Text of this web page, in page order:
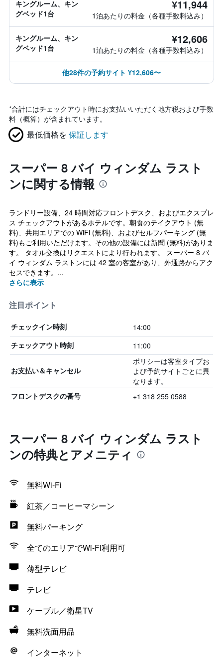
キングルーム、キン
グベッド1台
¥11,944
1泊あたりの料金（各種手数料込み）
キングルーム、キン
グベッド1台
¥12,606
1泊あたりの料金（各種手数料込み）
他28件の予約サイト ¥12,606〜
*合計にはチェックアウト時にお支払いいただく地方税および手数
料（概算）が含まれています。
最低価格を 保証します
スーパー 8 バイ ウィンダム ラスト
ンに関する情報
ランドリー設備、24 時間対応フロントデスク、およびエクスプレ
ス チェックアウトがあるホテルです。朝食のテイクアウト (無
料)、共用エリアでの WiFi (無料)、およびセルフパーキング (無
料)もご利用いただけます。その他の設備には新聞 (無料)がありま
す。 タオル交換はリクエストにより行われます。 スーパー 8 バ
イ ウィンダム ラストンには 42 室の客室があり、外通路からアク
セスできます。...
さらに表示
注目ポイント
チェックイン時刻 14:00
チェックアウト時刻 11:00
お支払い＆キャンセル
ポリシーは客室タイプお
よび予約サイトごとに異
なります。
フロントデスクの番号 +1 318 255 0588
スーパー 8 バイ ウィンダム ラスト
ンの特典とアメニティ
無料Wi-Fi
紅茶／コーヒーマシーン
無料パーキング
全てのエリアでWi-Fi利用可
薄型テレビ
テレビ
ケーブル／衛星TV
無料洗面用品
インターネット